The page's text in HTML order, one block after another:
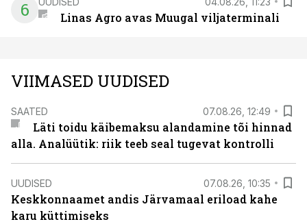
6 Linas Agro avas Muugal viljaterminali
VIIMASED UUDISED
SAATED 07.08.26, 12:49
Läti toidu käibemaksu alandamine tõi hinnad
alla. Analüütik: riik teeb seal tugevat kontrolli
UUDISED 07.08.26, 10:35
Keskkonnaamet andis Järvamaal eriload kahe
karu küttimiseks